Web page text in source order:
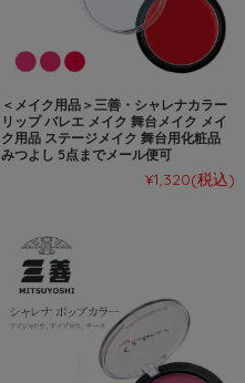
＜メイク用品＞三善・シャレナカラー
リップ バレエ メイク 舞台メイク メイ
ク用品 ステージメイク 舞台用化粧品
みつよし 5点までメール便可
¥1,320(税込)